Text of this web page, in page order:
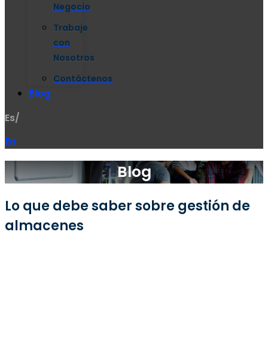
Negocio
Trabaje
con
Nosotros
Contáctenos
Blog
Es/
En
Blog
Lo que debe saber sobre gestión de
almacenes